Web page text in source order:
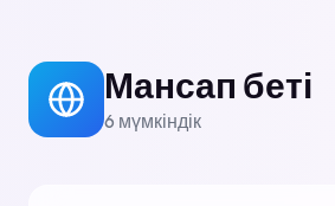
Мансап беті
6 мүмкіндік